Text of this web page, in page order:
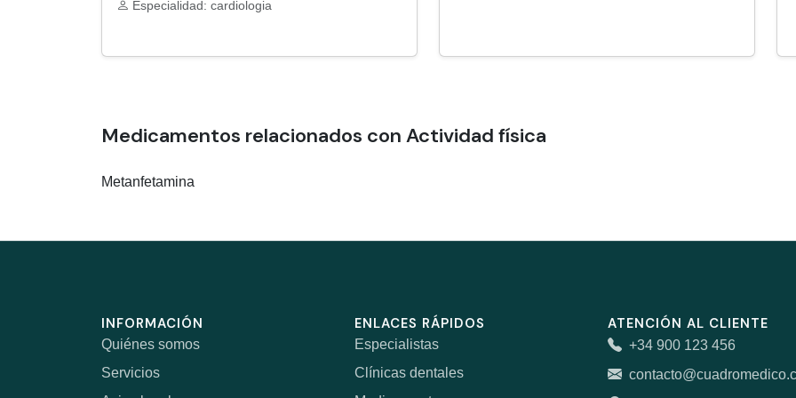
Especialidad: cardiologia
Medicamentos relacionados con Actividad física
Metanfetamina
INFORMACIÓN
Quiénes somos
Servicios
ENLACES RÁPIDOS
Especialistas
Clínicas dentales
ATENCIÓN AL CLIENTE
+34 900 123 456